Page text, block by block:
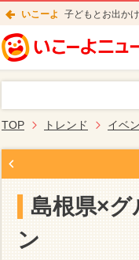
いこーよ 子どもとお出か
TOP トレンド イベ
島根県×
ン